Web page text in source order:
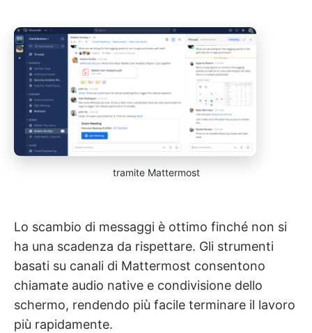
tramite Mattermost
Lo scambio di messaggi è ottimo finché non si
ha una scadenza da rispettare. Gli strumenti
basati su canali di Mattermost consentono
chiamate audio native e condivisione dello
schermo, rendendo più facile terminare il lavoro
più rapidamente.